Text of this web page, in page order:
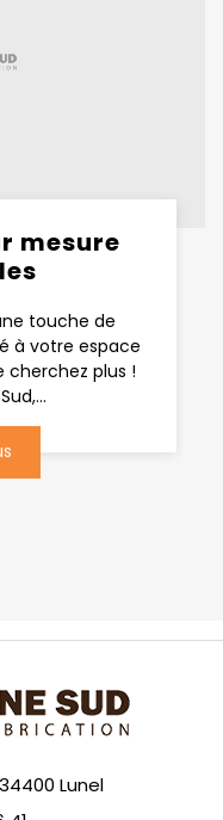
mesure
touche de
à votre espace
cherchez plus !
Lunel